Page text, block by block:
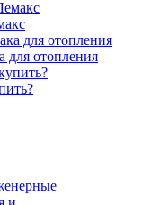
для отопления
и